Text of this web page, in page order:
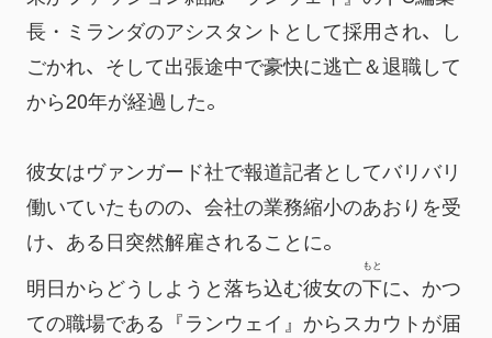
長・ミランダのアシスタントとして採用され、し
ごかれ、そして出張途中で豪快に逃亡＆退職して
から20年が経過した。
彼女はヴァンガード社で報道記者としてバリバリ
働いていたものの、会社の業務縮小のあおりを受
け、ある日突然解雇されることに。
明日からどうしようと落ち込む彼女の下
もと
に、かつ
ての職場である『ランウェイ』からスカウトが届